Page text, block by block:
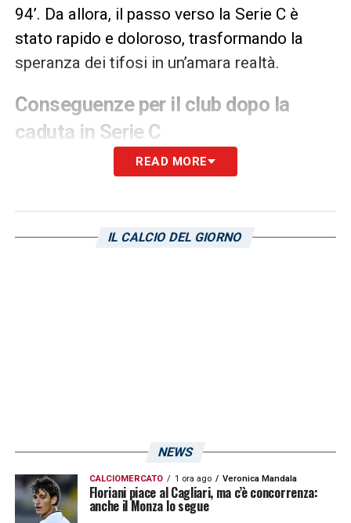
94’. Da allora, il passo verso la Serie C è
stato rapido e doloroso, trasformando la
speranza dei tifosi in un’amara realtà.
Conseguenze per il club dopo la
caduta in Serie C
Il Bari ora deve fare i conti con una
La caduta in terza serie implica
ridimensionamenti economici,
LA PLAYLIST DELLE NOSTRE TOP NEWS
READ MORE
IL CALCIO DEL GIORNO
NEWS
CALCIOMERCATO 1 ora ago Veronica Mandala
Floriani piace al Cagliari, ma c’è concorrenza:
anche il Monza lo segue